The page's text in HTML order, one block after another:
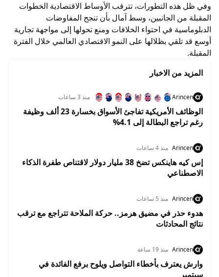
وفي ظل هذه التطورات، تترقب الأوساط الاقتصادية الخطوات
المقبلة من الجانبين، وسط آمال بأن تنجح المفاوضات
الدبلوماسية في احتواء الخلافات ومنع تحولها إلى مواجهة تجارية
أوسع قد تلقي بظلالها على النمو الاقتصادي العالمي خلال الفترة
المقبلة.
المزيد من الاخبار
Arincen منذ 3 ساعات
الوظائف الأمريكية تفاجئ الأسواق بخسارة 23 ألف وظيفة
رغم تراجع البطالة إلى 4.1%
Arincen منذ 4 ساعات
إس كيه هاينكس تضخ 38 مليار دولار لاقتناص طفرة الذكاء
الاصطناعي
Arincen منذ 5 ساعات
هدوء حذر في مضيق هرمز.. حركة الملاحة تتراجع مع ترقب
نتائج المحادثات
Arincen منذ 19 ساعة
وارش يعترف بأخطاء التواصل ويلوح برفع الفائدة في
سبتمبر